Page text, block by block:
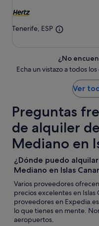
ago
Tenerife, ESP
¿No
Echa un vistazo a todos
Ver
Preguntas
de alquiler
Mediano en
¿Dónde puedo
Mediano en Islas
Varios proveedores
precios excelentes en Islas
proveedores en
lo que tienes en mente.
aeropuertos.